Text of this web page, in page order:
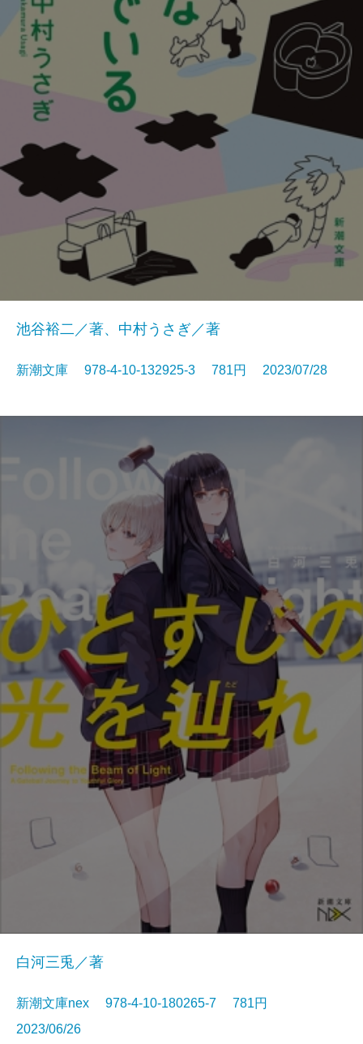
池谷裕二／著、中村うさぎ／著
新潮文庫 978-4-10-132925-3 781円 2023/07/28
白河三兎／著
新潮文庫nex 978-4-10-180265-7 781円
2023/06/26